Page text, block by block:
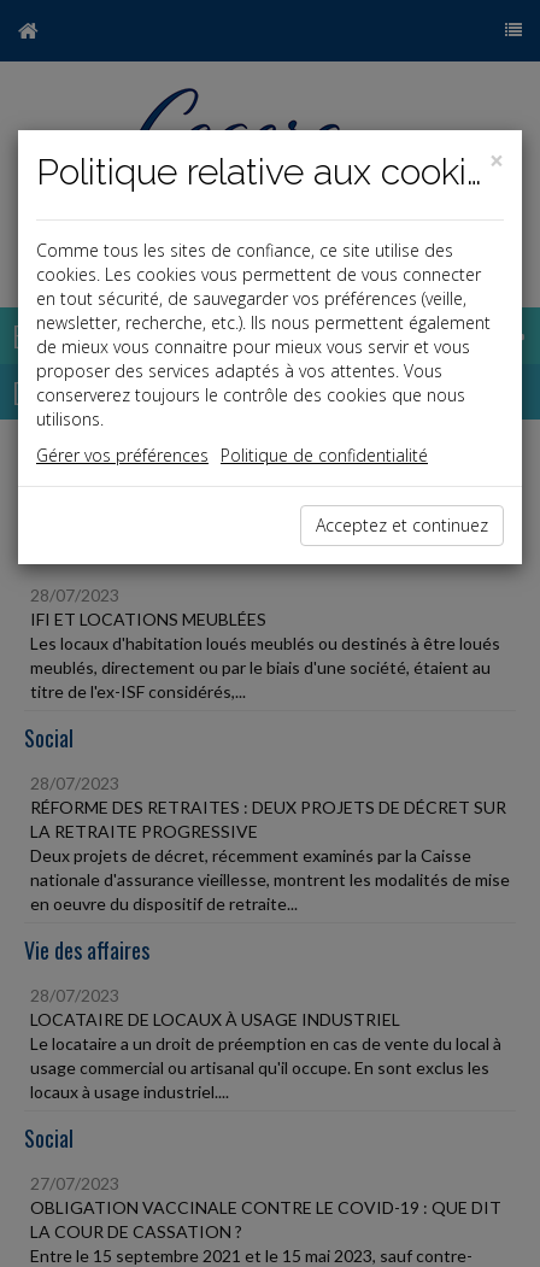
a
Base documentaire
Dépêches
Liste des dernières dépêches
28/07/2023
IFI ET LOCATIONS MEUBLÉES
Les locaux d'habitation loués meublés ou destinés à être loués
meublés, directement ou par le biais d'une société, étaient au
titre de l'ex-ISF considérés,...
Social
28/07/2023
RÉFORME DES RETRAITES : DEUX PROJETS DE DÉCRET SUR
LA RETRAITE PROGRESSIVE
Deux projets de décret, récemment examinés par la Caisse
nationale d'assurance vieillesse, montrent les modalités de mise
en oeuvre du dispositif de retraite...
Vie des affaires
28/07/2023
LOCATAIRE DE LOCAUX À USAGE INDUSTRIEL
Le locataire a un droit de préemption en cas de vente du local à
usage commercial ou artisanal qu'il occupe. En sont exclus les
locaux à usage industriel....
Social
27/07/2023
OBLIGATION VACCINALE CONTRE LE COVID-19 : QUE DIT
LA COUR DE CASSATION ?
Entre le 15 septembre 2021 et le 15 mai 2023, sauf contre-
×
Politique relative aux cookies
Comme tous les sites de confiance, ce site utilise des
cookies. Les cookies vous permettent de vous connecter
en tout sécurité, de sauvegarder vos préférences (veille,
newsletter, recherche, etc.). Ils nous permettent également
de mieux vous connaitre pour mieux vous servir et vous
proposer des services adaptés à vos attentes. Vous
conserverez toujours le contrôle des cookies que nous
utilisons.
Gérer vos préférences
Politique de confidentialité
Acceptez et continuez